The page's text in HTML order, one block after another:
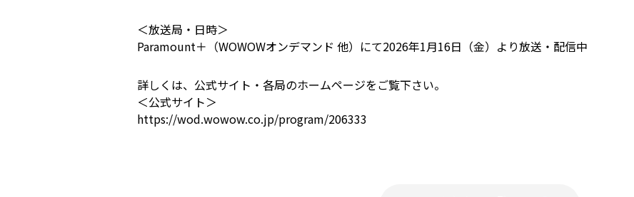
＜放送局・日時＞
Paramount＋（WOWOWオンデマンド 他）にて2026年1月16日（金）より放送・配信中
詳しくは、公式サイト・各局のホームページをご覧下さい。
＜公式サイト＞
https://wod.wowow.co.jp/program/206333